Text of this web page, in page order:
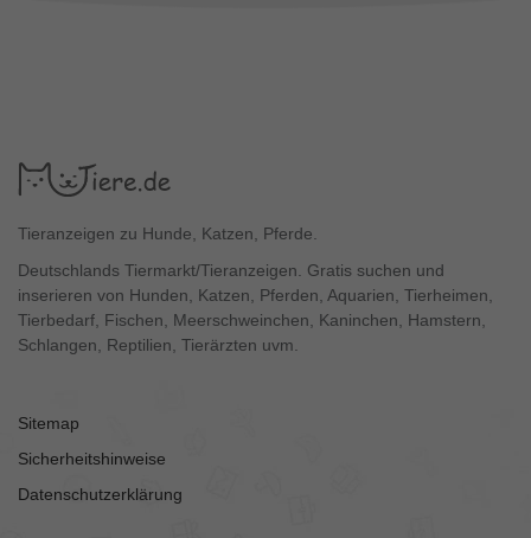
Tieranzeigen zu Hunde, Katzen, Pferde.
Deutschlands Tiermarkt/Tieranzeigen. Gratis suchen und
inserieren von Hunden, Katzen, Pferden, Aquarien, Tierheimen,
Tierbedarf, Fischen, Meerschweinchen, Kaninchen, Hamstern,
Schlangen, Reptilien, Tierärzten uvm.
Sitemap
Sicherheitshinweise
Datenschutzerklärung